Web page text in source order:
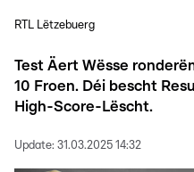
RTL Lëtzebuerg
Test Äert Wësse
10 Froen. Déi bescht
High-Score-Lëscht.
Update: 31.03.2025 14:32